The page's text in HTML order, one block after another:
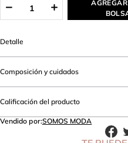
Detalle
Composición y cuidados
Calificación del producto
Vendido por:SOMOS MODA